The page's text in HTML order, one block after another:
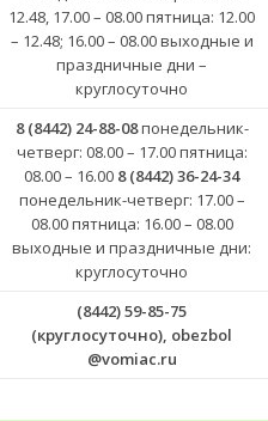
12.48, 17.00 – 08.00 пятница: 12.00
– 12.48; 16.00 – 08.00 выходные и
праздничные дни –
круглосуточно
8 (8442) 24-88-08понедельник-
четверг: 08.00 – 17.00 пятница:
08.00 – 16.00 8 (8442) 36-24-34
понедельник-четверг: 17.00 –
08.00 пятница: 16.00 – 08.00
выходные и праздничные дни:
круглосуточно
(8442) 59-85-75
(круглосуточно), obezbol
@vomiac.ru